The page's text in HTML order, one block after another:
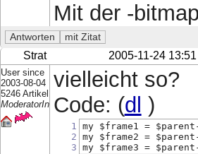
Mit der -
Strat 2005-11-24 13:51
User since
2003-08-04
5246 Artikel
ModeratorIn
vielleicht so?
Code: (dl )
1
2
3
my $frame1 =
my $frame2 =
my $frame3 =